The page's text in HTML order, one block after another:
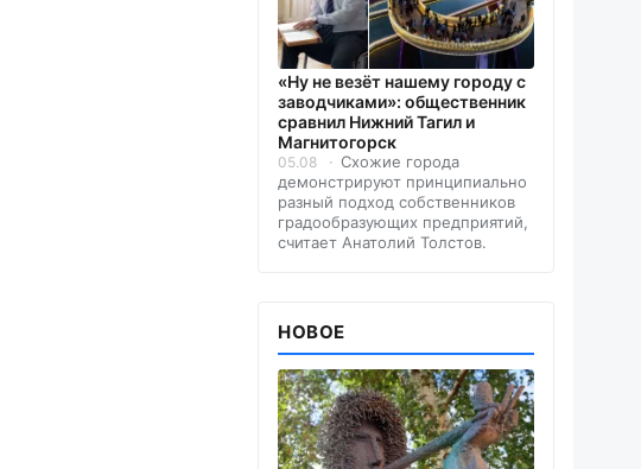
«Ну не везёт нашему городу с
заводчиками»: общественник
сравнил Нижний Тагил и
Магнитогорск
05.08
Схожие города
демонстрируют принципиально
разный подход собственников
градообразующих предприятий,
считает Анатолий Толстов.
НОВОЕ